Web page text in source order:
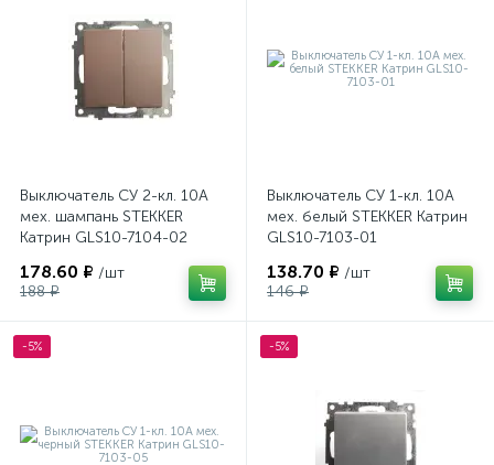
Выключатель СУ 2-кл. 10А
мех. шампань STEKKER
Катрин GLS10-7104-02
178.60 ₽ /шт
188 ₽
Выключатель СУ 1-кл. 10А
мех. белый STEKKER Катрин
GLS10-7103-01
138.70 ₽ /шт
146 ₽
-5% -5%